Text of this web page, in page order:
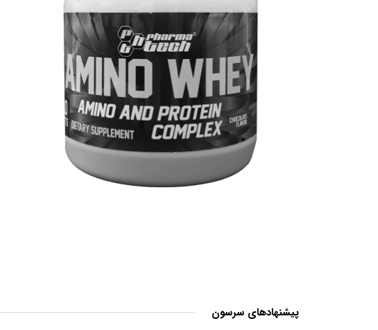
پیشنهادهای سرسون